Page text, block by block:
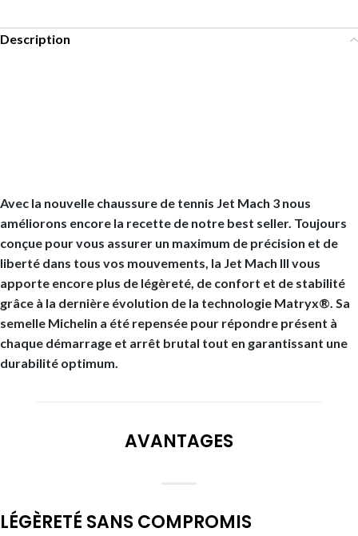
Description
Avec la nouvelle chaussure de tennis Jet Mach 3 nous
améliorons encore la recette de notre best seller. Toujours
conçue pour vous assurer un maximum de précision et de
liberté dans tous vos mouvements, la Jet Mach III vous
apporte encore plus de légèreté, de confort et de stabilité
grâce à la dernière évolution de la technologie Matryx®. Sa
semelle Michelin a été repensée pour répondre présent à
chaque démarrage et arrêt brutal tout en garantissant une
durabilité optimum.
AVANTAGES
LÉGÈRETÉ SANS COMPROMIS